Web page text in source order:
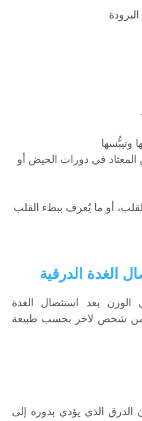
وتيبُّسها
المعتاد في دورات الحيض أو
أو ما يُعرف ببطء القلب
الغدة الدرقية
بعد استئصال الغدة
من شخص لاخر بحسب طبيعة
الدرق الذي يؤدي بدوره إلى